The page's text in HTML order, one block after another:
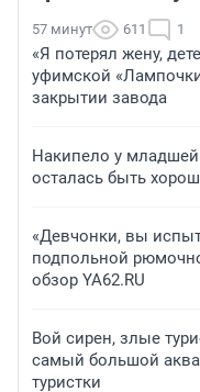
57 минут 611 1
«Я потерял жену,
уфимской
закрытии завода
Накипело у младшей
осталась быть
«Девчонки, вы
подпольной
обзор YA62.RU
Вой сирен, злые
самый большой
туристки